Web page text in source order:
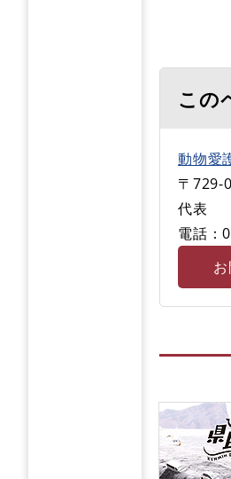
この
動物愛
〒729-
代表
電話：